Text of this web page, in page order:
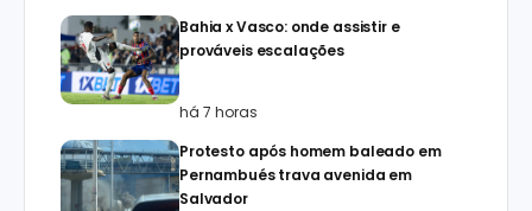
Bahia x Vasco: onde assistir e
prováveis escalações
há 7 horas
Protesto após homem baleado em
Pernambués trava avenida em
Salvador